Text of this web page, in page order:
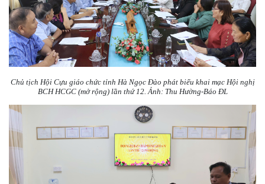
Chủ tịch Hội Cựu giáo chức tỉnh Hà Ngọc Đào phát biểu khai mạc Hội nghị
BCH HCGC (mở rộng) lần thứ 12. Ảnh: Thu Hường-Báo ĐL